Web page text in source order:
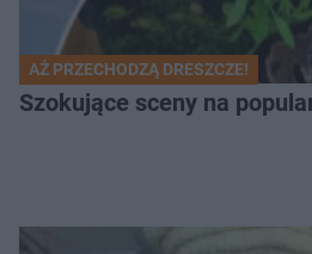
AŻ PRZECHODZĄ DRESZCZE!
Szokujące sceny na